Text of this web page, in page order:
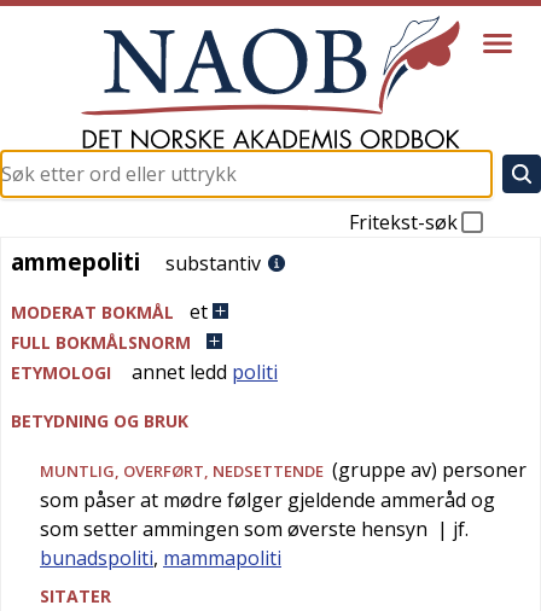
Fritekst-søk
ammepoliti
ammepoliti substantiv
MODERAT BOKMÅL et
FULL BOKMÅLSNORM
ETYMOLOGI
annet ledd politi
BETYDNING OG BRUK
MUNTLIG, OVERFØRT, NEDSETTENDE (gruppe av) personer
som påser at mødre følger gjeldende ammeråd og
som setter ammingen som øverste hensyn | jf.
bunadspoliti, mammapoliti
SITATER